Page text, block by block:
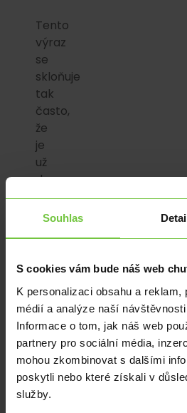
Souhlas
S cookies vám bude náš web
K personalizaci obsahu a
médií a analýze naší
Informace o tom, jak náš web
partnery pro sociální média,
mohou zkombinovat s dalšími
poskytli nebo které získali v
služby.
Tento
výraz
se
skloňuje
tak
často,
že
je
už
do
velké
míry
rozhodně
stav,
ve
kterém
se
nachází
česká
ekonomika.